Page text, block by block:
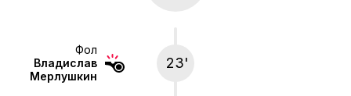
Фол
Владислав
Мерлушкин
23'